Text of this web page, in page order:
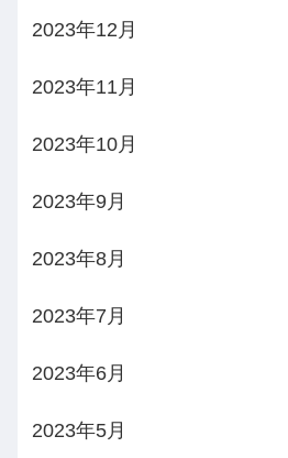
2023年12月
2023年11月
2023年10月
2023年9月
2023年8月
2023年7月
2023年6月
2023年5月